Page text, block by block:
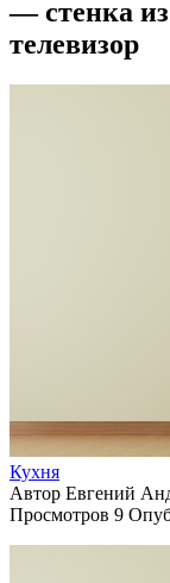
— стенка
телевизор
Кухня
Автор Евгений
Просмотров 9